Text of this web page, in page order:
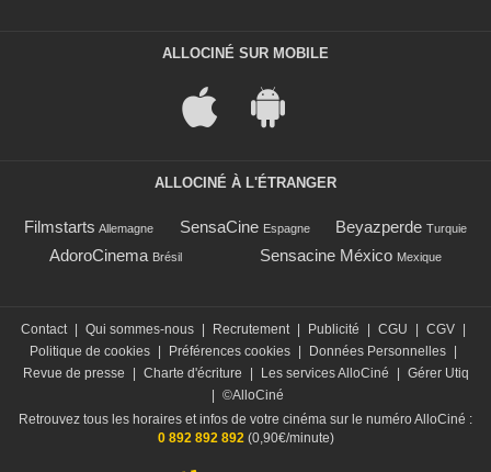
ALLOCINÉ SUR MOBILE
ALLOCINÉ À L'ÉTRANGER
Filmstarts Allemagne SensaCine Espagne Beyazperde Turquie
AdoroCinema Brésil Sensacine México Mexique
Contact | Qui sommes-nous | Recrutement | Publicité | CGU | CGV |
Politique de cookies | Préférences cookies | Données Personnelles |
Revue de presse
| Charte d'écriture | Les services AlloCiné | Gérer Utiq
| ©AlloCiné
Retrouvez tous les horaires et infos de votre cinéma sur le numéro AlloCiné :
0 892 892 892 (0,90€/minute)